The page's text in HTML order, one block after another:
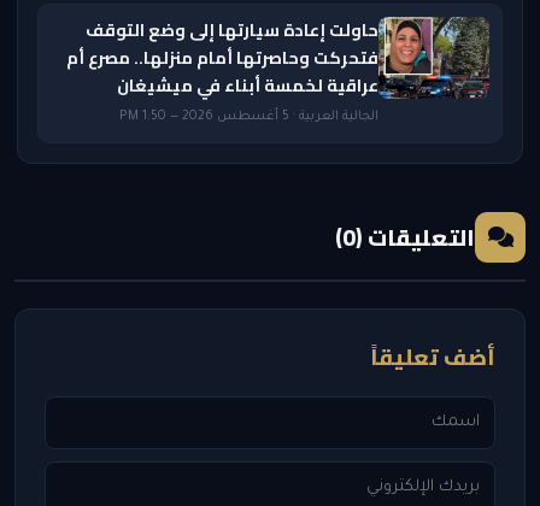
حاولت إعادة سيارتها إلى وضع التوقف
فتحركت وحاصرتها أمام منزلها.. مصرع أم
عراقية لخمسة أبناء في ميشيغان
الجالية العربية · 5 أغسطس 2026 — 1:50 PM
التعليقات (0)
أضف تعليقاً